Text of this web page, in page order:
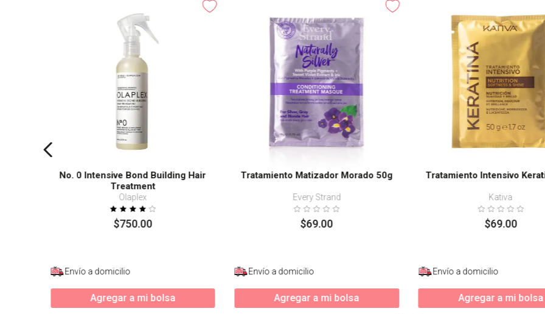
No. 0 Intensive Bond Building Hair
Treatment
Olaplex
$750.00
Envío a domicilio
Agregar a mi bolsa
Tratamiento Matizador Morado 50g
Every Strand
$69.00
Envío a domicilio
Agregar a mi bolsa
Tratamiento Intensivo
Kativa
$69.00
Envío a domicilio
Agregar a mi bolsa